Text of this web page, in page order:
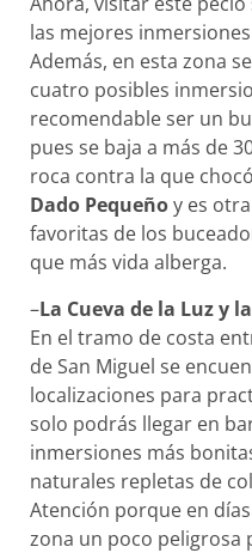
las mejores
Además, en esta zona
cuatro posibles
recomendable ser un
pues se baja a más de
roca contra la que
Dado Pequeñoy es
favoritas de los
que más vida alberga.
–La Cueva de la Luz y
En el tramo de costa
de San Miguel se
localizaciones para
solo podrás llegar en
inmersiones más
naturales repletas de
Atención porque en
zona un poco peligrosa